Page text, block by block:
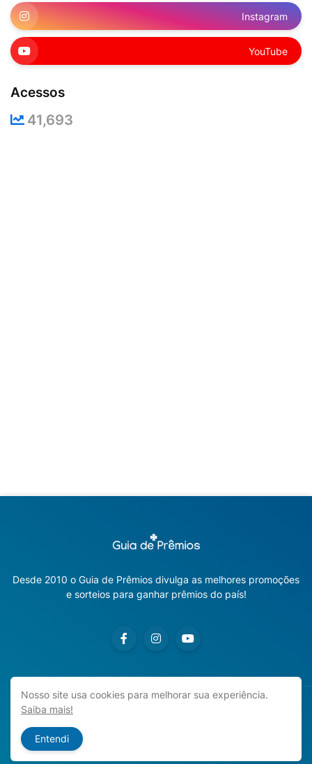
Instagram
YouTube
Acessos
41,693
Desde 2010 o Guia de Prêmios divulga as melhores promoções
e sorteios para ganhar prêmios do país!
Copyright ©
Início
Sobre o Blog
Nosso site usa cookies para melhorar sua experiência.
Saiba mais!
Entendi